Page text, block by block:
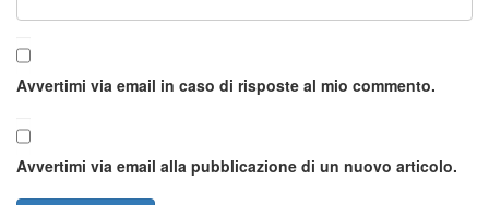
Avvertimi via email in caso di risposte al mio commento.
Avvertimi via email alla pubblicazione di un nuovo articolo.